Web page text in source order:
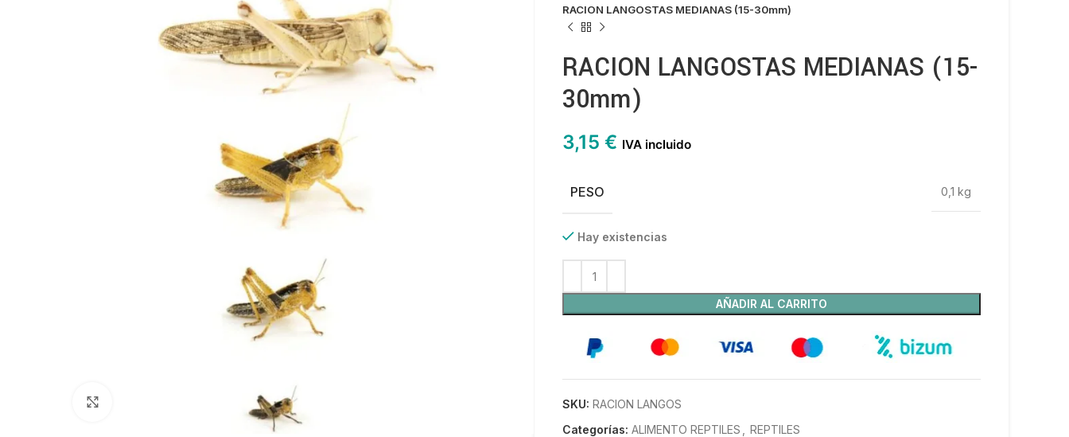
RACION LANGOSTAS MEDIANAS (15-30mm)
RACION LANGOSTAS MEDIANAS (15-
30mm)
3,15 € IVA incluido
PESO 0,1 kg
Hay existencias
AÑADIR AL CARRITO
SKU: RACION LANGOS
Categorías: ALIMENTO REPTILES
REPTILES